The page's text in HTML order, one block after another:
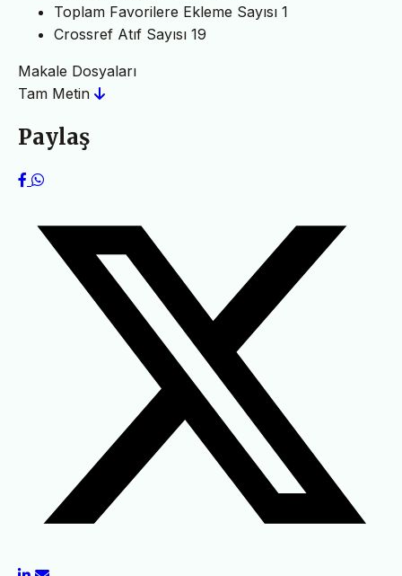
Toplam Favorilere Ekleme Sayısı 1
Crossref Atıf Sayısı 19
Makale Dosyaları
Tam Metin
Paylaş